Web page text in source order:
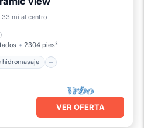
mi al centro
)
2304 pies²
hidromasaje
Bañera de hidromasaje
Calefacción
VER OFERTA